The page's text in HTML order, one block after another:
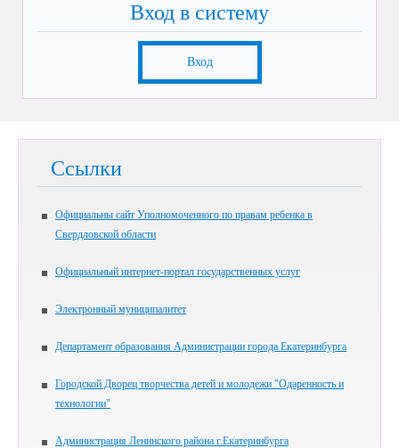
Вход в систему
Вход
Ссылки
Официальны сайт Уполномоченного по правам ребенка в
Свердловской области
Официальный интернет-портал государственных услуг
Электронный муниципалитет
Департамент образования Администрации города Екатеринбурга
Городской Дворец творчества детей и молодежи "Одаренность и
технологии"
Администрация Ленинского района г.Екатеринбурга